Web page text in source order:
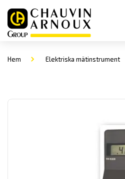
Hem Elektriska mätinstrument